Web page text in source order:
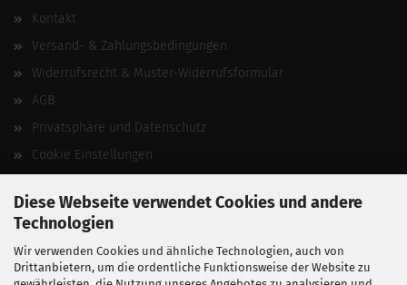
Diese Webseite verwendet Cookies und andere
Technologien
Wir verwenden Cookies und ähnliche Technologien, auch von
Drittanbietern, um die ordentliche Funktionsweise der Website zu
Kontakt
Versand- & Zahlungsbedingungen
Widerrufsrecht & Muster-Widerrufsformular
AGB
Privatsphäre und Datenschutz
Cookie Einstellungen
Vertrag widerrufen